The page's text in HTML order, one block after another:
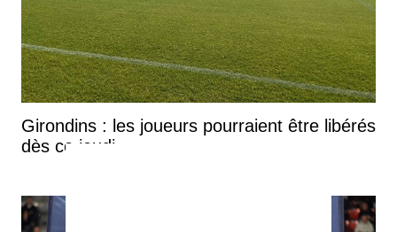
Girondins : les joueurs pourraient être libérés
dès ce jeudi